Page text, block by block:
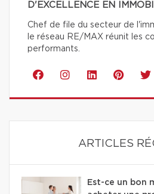
D'EXCELLENCE EN
Chef de file du secteur de
le réseau RE/MAX réunit les
performants.
ARTICLES
Est-ce un bon